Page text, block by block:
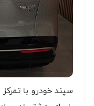
سپند خودرو با